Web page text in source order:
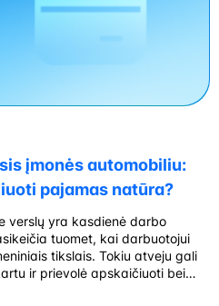
įmonės automobiliu:
pajamas natūra?
verslų yra kasdienė darbo
tuomet, kai darbuotojui
tikslais. Tokiu atveju gali
ir prievolė apskaičiuoti bei